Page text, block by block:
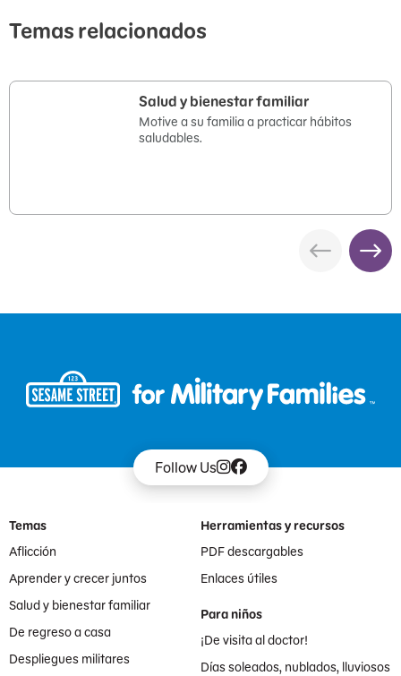
Temas relacionados
Salud y bienestar familiar
Motive a su familia a practicar hábitos
saludables.
Follow Us
Footer Menu
Temas
Aflicción
Aprender y crecer juntos
Salud y bienestar familiar
De regreso a casa
Despliegues militares
Herramientas y recursos
PDF descargables
Enlaces útiles
Para niños
¡De visita al doctor!
Días soleados, nublados, lluviosos